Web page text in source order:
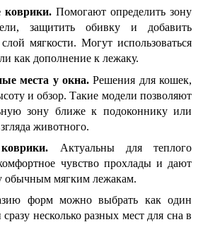
Помогают определить зону
защитить обивку и добавить
мягкости. Могут использоваться
как дополнение к лежаку.
места у окна.Решения для кошек,
и обзор. Такие модели позволяют
зону ближе к подоконнику или
животного.
Актуальны для теплого
чувство прохлады и дают
обычным мягким лежакам.
форм можно выбрать как один
несколько разных мест для сна в